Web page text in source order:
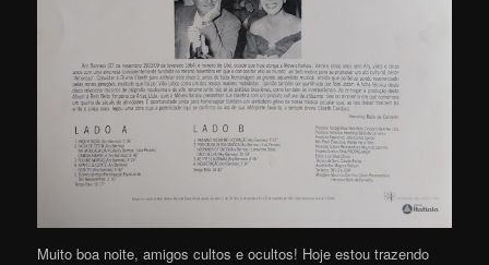
Muito boa noite, amigos cultos e ocultos! Hoje estou trazendo